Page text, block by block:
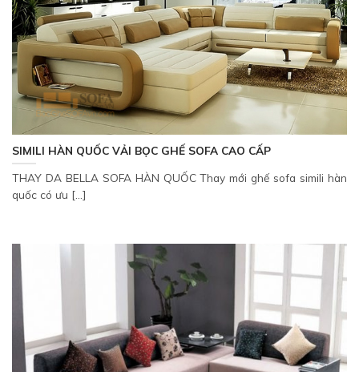
SIMILI HÀN QUỐC VẢI BỌC GHẾ SOFA CAO CẤP
THAY DA BELLA SOFA HÀN QUỐC Thay mới ghế sofa simili hàn
quốc có ưu [...]